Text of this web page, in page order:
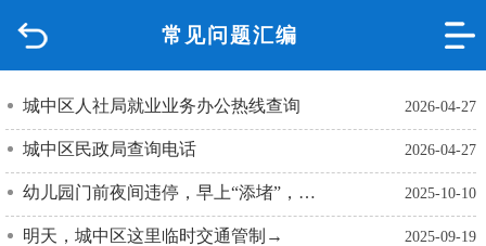
常见问题汇编
品质城中
新闻中心
政府信息公开
2026-04-27
城中区人社局就业业务办公热线查询
2026-04-27
城中区民政局查询电话
2025-10-10
幼儿园门前夜间违停，早上“添堵”，整治！
2025-09-19
明天，城中区这里临时交通管制→